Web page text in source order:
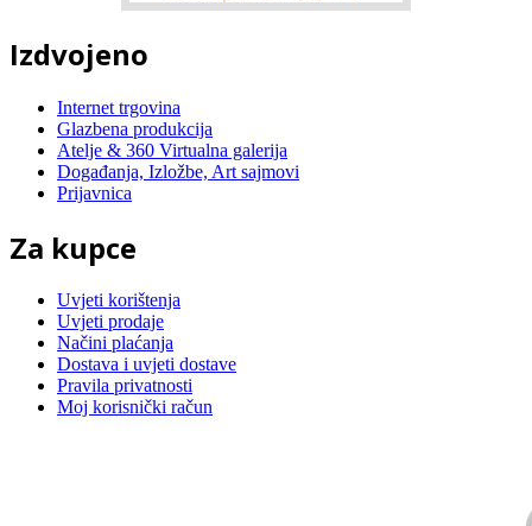
Izdvojeno
Internet trgovina
Glazbena produkcija
Atelje & 360 Virtualna galerija
Događanja, Izložbe, Art sajmovi
Prijavnica
Za kupce
Uvjeti korištenja
Uvjeti prodaje
Načini plaćanja
Dostava i uvjeti dostave
Pravila privatnosti
Moj korisnički račun